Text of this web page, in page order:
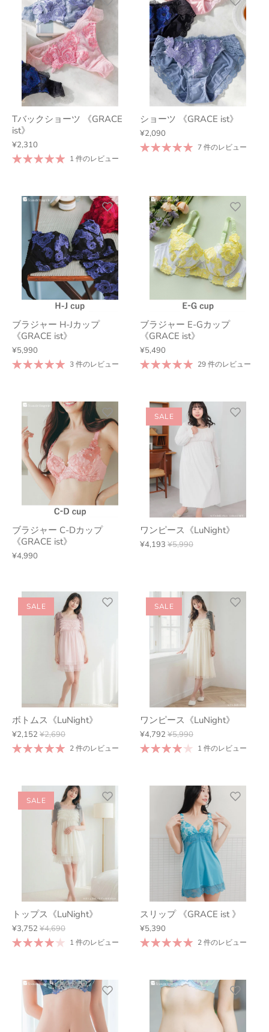
Tバックショーツ 《GRACE
ist》
¥2,310
1 件のレビュー
ショーツ 《GRACE ist》
¥2,090
7 件のレビュー
ブラジャー H-Jカップ
《GRACE ist》
¥5,990
3 件のレビュー
ブラジャー E-Gカップ
《GRACE ist》
¥5,490
29 件のレビュー
ブラジャー C-Dカップ
《GRACE ist》
¥4,990
SALE
ワンピース《LuNight》
¥4,193 ¥5,990
SALE
ボトムス《LuNight》
¥2,152 ¥2,690
2 件のレビュー
SALE
ワンピース《LuNight》
¥4,792 ¥5,990
1 件のレビュー
SALE
トップス《LuNight》
¥3,752 ¥4,690
1 件のレビュー
スリップ 《GRACE ist 》
¥5,390
2 件のレビュー